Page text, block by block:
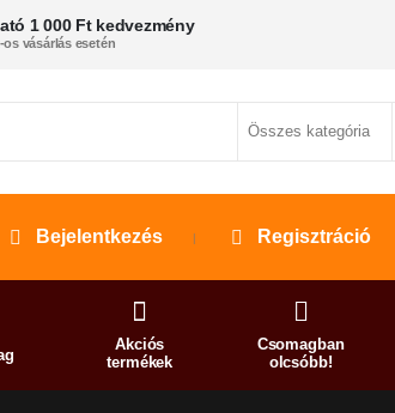
1 000 Ft kedvezmény
os vásárlás esetén
Bejelentkezés Regisztráció
Akciós
termékek
Csomagban
olcsóbb!